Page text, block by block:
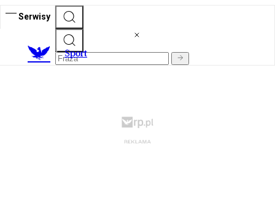
Serwisy
Sport